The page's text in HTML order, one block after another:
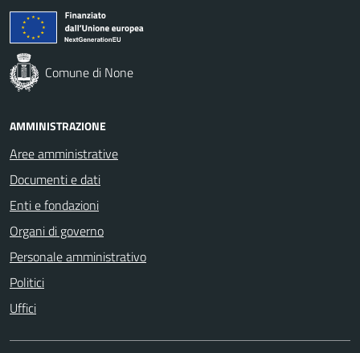
Comune di None
AMMINISTRAZIONE
Aree amministrative
Documenti e dati
Enti e fondazioni
Organi di governo
Personale amministrativo
Politici
Uffici